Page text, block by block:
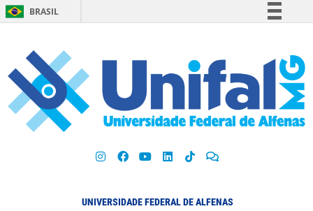
BRASIL
Participe
Acesso à informação
Legislação
UNIVERSIDADE FEDERAL DE ALFENAS